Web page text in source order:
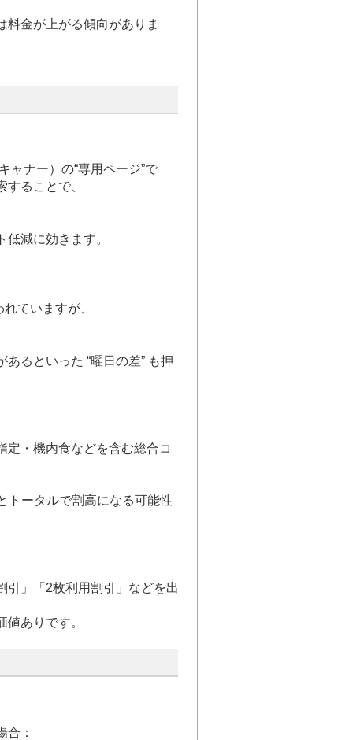
料金が上がる傾向がありま
ャナー）の“専用ページ”で
ることで、
減に効きます。
ていますが、
るといった “曜日の差” も押
定・機内食などを含む総合コ
トータルで割高になる可能性
引」「2枚利用割引」などを出
ありです。
：